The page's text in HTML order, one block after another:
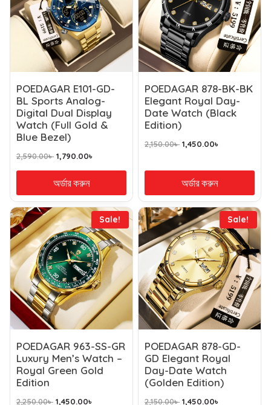
POEDAGAR E101-GD-
BL Sports Analog-
Digital Dual Display
Watch (Full Gold &
Blue Bezel)
2,590.00৳ 1,790.00৳
অর্ডার করুন
POEDAGAR 878-BK-BK
Elegant Royal Day-
Date Watch (Black
Edition)
2,150.00৳ 1,450.00৳
অর্ডার করুন
Sale!
POEDAGAR 963-SS-GR
Luxury Men’s Watch –
Royal Green Gold
Edition
2,250.00৳ 1,450.00৳
Sale!
POEDAGAR 878-GD-
GD Elegant Royal
Day-Date Watch
(Golden Edition)
2,150.00৳ 1,450.00৳